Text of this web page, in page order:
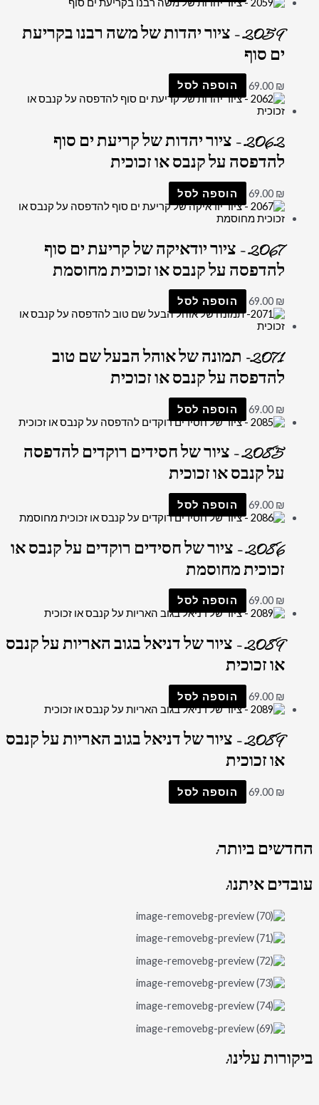
2059 – ציור יהדות של משה רבנו בקריעת
ים סוף
69.00 ₪ הוספה לסל
2062 – ציור יהדות של קריעת ים סוף
להדפסה על קנבס או זכוכית
69.00 ₪ הוספה לסל
2067 – ציור יודאיקה של קריעת ים סוף
להדפסה על קנבס או זכוכית מחוסמת
69.00 ₪ הוספה לסל
2071- תמונה של אוהל הבעל שם טוב
להדפסה על קנבס או זכוכית
69.00 ₪ הוספה לסל
2085 – ציור של חסידים רוקדים להדפסה
על קנבס או זכוכית
69.00 ₪ הוספה לסל
2086 – ציור של חסידים רוקדים על קנבס או
זכוכית מחוסמת
69.00 ₪ הוספה לסל
2089 – ציור של דניאל בגוב האריות על קנבס
או זכוכית
69.00 ₪ הוספה לסל
2089 – ציור של דניאל בגוב האריות על קנבס
או זכוכית
69.00 ₪ הוספה לסל
החדשיםביותר:
עובדיםאיתנו:
ביקורותעלינו: